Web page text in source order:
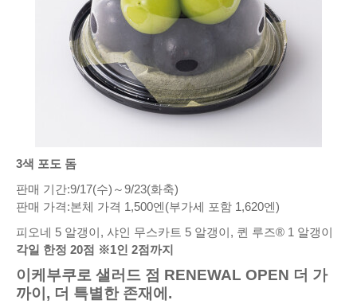
3색 포도 돔
판매 기간:9/17(수)～9/23(화축)
판매 가격:본체 가격 1,500엔(부가세 포함 1,620엔)
피오네 5 알갱이, 샤인 무스카트 5 알갱이, 퀸 루즈® 1 알갱이
각일 한정 20점 ※1인 2점까지
이케부쿠로 샐러드 점 RENEWAL OPEN 더 가
까이, 더 특별한 존재에.